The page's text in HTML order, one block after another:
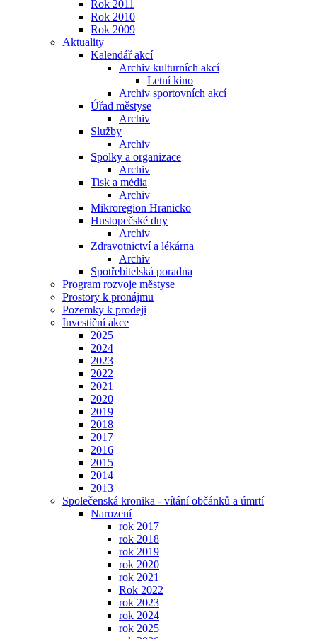
Rok 2011
Rok 2010
Rok 2009
Aktuality
Kalendář akcí
Archiv kulturních akcí
Letní kino
Archiv sportovních akcí
Úřad městyse
Archiv
Služby
Archiv
Spolky a organizace
Archiv
Tisk a média
Archiv
Mikroregion Hranicko
Hustopečské dny
Archiv
Zdravotnictví a lékárna
Archiv
Spotřebitelská poradna
Program rozvoje městyse
Prostory k pronájmu
Pozemky k prodeji
Investiční akce
2025
2024
2023
2022
2021
2020
2019
2018
2017
2016
2015
2014
2013
Společenská kronika - vítání občánků a úmrtí
Narození
rok 2017
rok 2018
rok 2019
rok 2020
rok 2021
Rok 2022
rok 2023
rok 2024
rok 2025